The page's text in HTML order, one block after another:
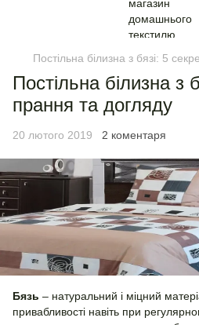
Постільна білизна з бязі: 5
Постільна білизна з
прання та догляду
20 лютого 2019 2 коментаря
Бязь – натуральний і міцний
привабливості навіть при